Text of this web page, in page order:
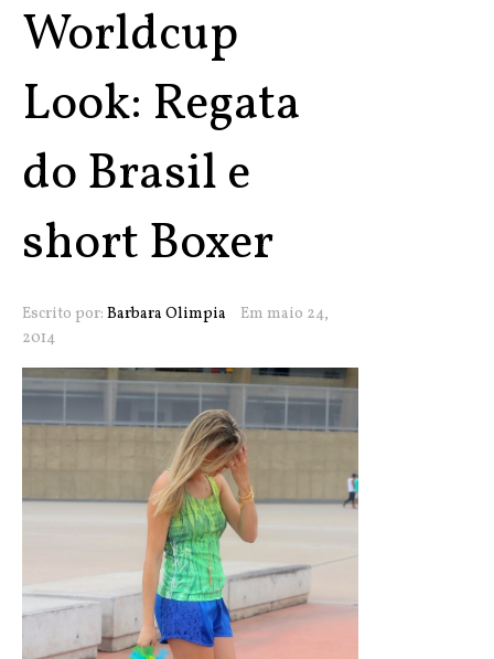
Worldcup
Look: Regata
do Brasil e
short Boxer
Escrito por: Barbara Olimpia
Em maio 24,
2014